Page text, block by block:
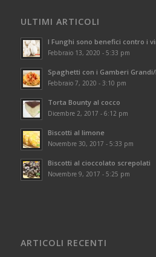
ULTIMI ARTICOLI
I Funghi sono benefici contro i
Febbraio 13, 2020 - 5:33 pm
Spaghetti con i Gamberi
Febbraio 7, 2020 - 3:10 pm
Torta Bounty al cocco
Dicembre 2, 2017 - 6:12 pm
Biscotti al limone
Novembre 30, 2017 - 5:33 pm
Biscotti al cioccolato screpolati
Novembre 9, 2017 - 5:25 pm
ARTICOLI RECENTI